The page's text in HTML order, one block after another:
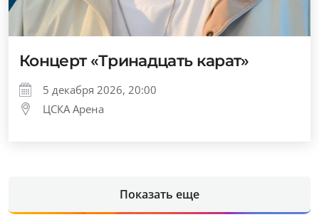
Концерт «Тринадцать карат»
5 декабря 2026, 20:00
ЦСКА Арена
Показать еще